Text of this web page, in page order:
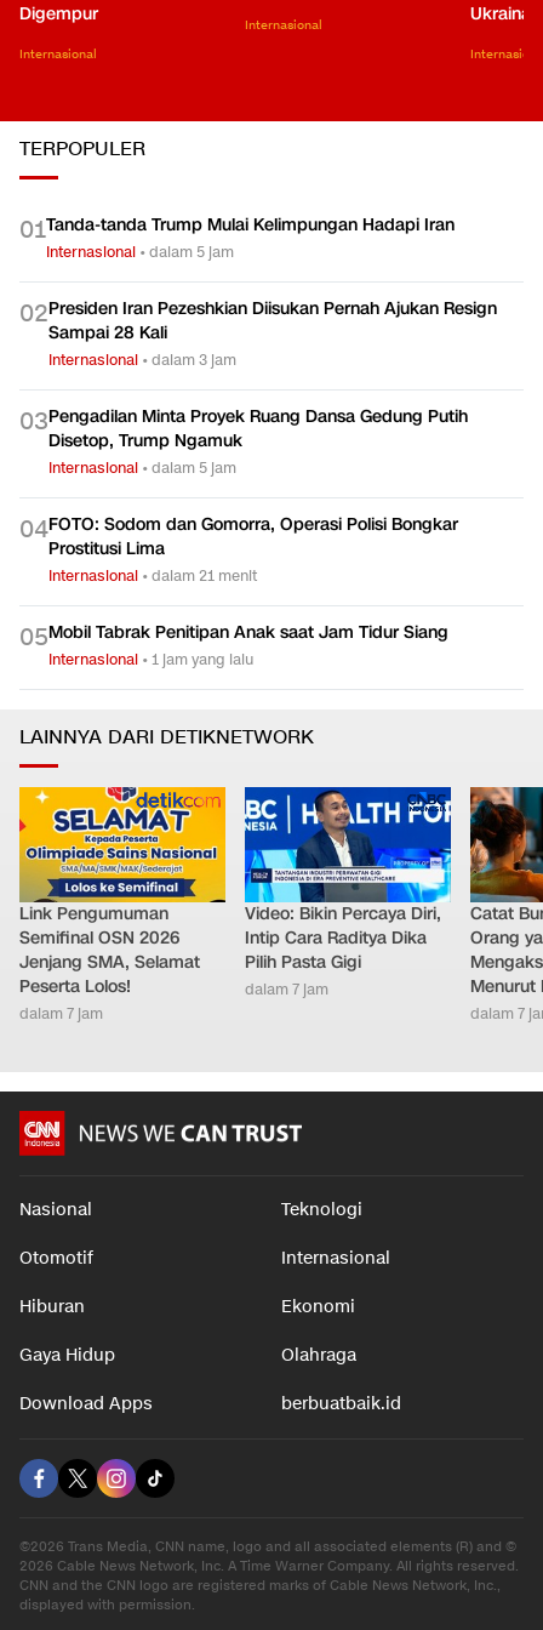
Digempur
Internasional
Internasional
Ukraina
TERPOPULER
01Tanda-tanda Trump Mulai Kelimpungan Hadapi Iran
Internasional •dalam 5 jam
02Presiden Iran Pezeshkian Diisukan Pernah Ajukan Resign
Sampai 28 Kali
Internasional •dalam 3 jam
03Pengadilan Minta Proyek Ruang Dansa Gedung Putih
Disetop, Trump Ngamuk
Internasional •dalam 5 jam
04FOTO: Sodom dan Gomorra, Operasi Polisi Bongkar
Prostitusi Lima
Internasional •dalam 21 menit
05Mobil Tabrak Penitipan Anak saat Jam Tidur Siang
Internasional •1 jam yang lalu
LAINNYA DARI DETIKNETWORK
Link Pengumuman
Semifinal OSN 2026
Jenjang SMA, Selamat
Peserta Lolos!
dalam 7 jam
Video: Bikin Percaya Diri,
Intip Cara Raditya Dika
Pilih Pasta Gigi
dalam 7 jam
Catat
Orang
Menurut
dalam 7
Nasional Teknologi
Otomotif Internasional
Hiburan Ekonomi
Gaya Hidup Olahraga
Download Apps berbuatbaik.id
©2026 Trans Media, CNN name, logo and all associated elements (R) and ©
2026 Cable News Network, Inc. A Time Warner Company. All rights reserved.
CNN and the CNN logo are registered marks of Cable News Network, Inc.,
displayed with permission.